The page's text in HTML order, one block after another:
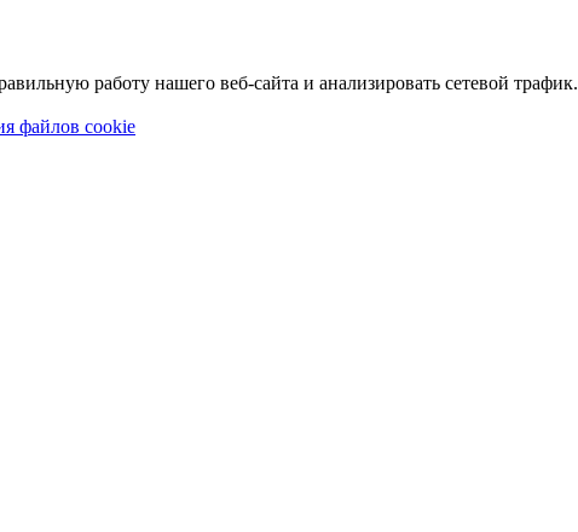
работу нашего веб-сайта и анализировать сетевой трафик.
файлов cookie